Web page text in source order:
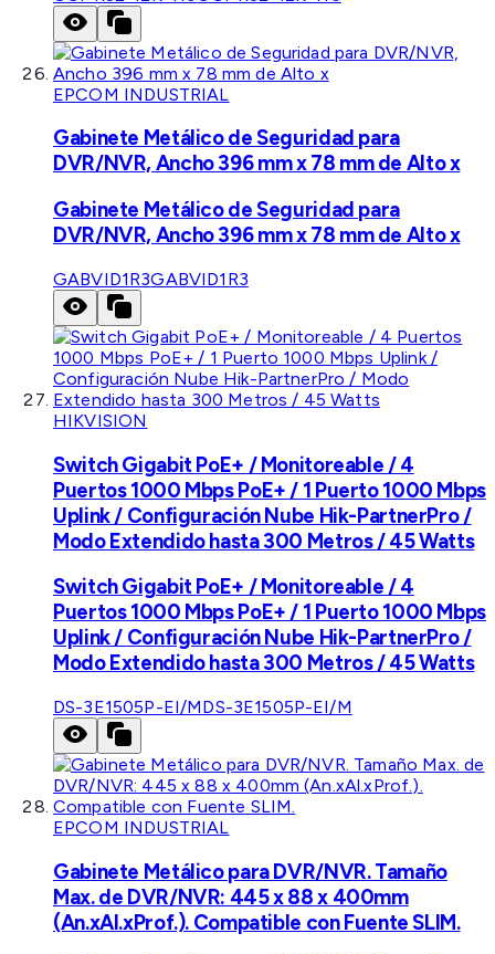
EPCOM INDUSTRIAL
Gabinete Metálico de Seguridad para
DVR/NVR, Ancho 396 mm x 78 mm de Alto x
Gabinete Metálico de Seguridad para
DVR/NVR, Ancho 396 mm x 78 mm de Alto x
GABVID1R3GABVID1R3
HIKVISION
Switch Gigabit PoE+ / Monitoreable / 4
Puertos 1000 Mbps PoE+ / 1 Puerto 1000 Mbps
Uplink / Configuración Nube Hik-PartnerPro /
Modo Extendido hasta 300 Metros / 45 Watts
Switch Gigabit PoE+ / Monitoreable / 4
Puertos 1000 Mbps PoE+ / 1 Puerto 1000 Mbps
Uplink / Configuración Nube Hik-PartnerPro /
Modo Extendido hasta 300 Metros / 45 Watts
DS-3E1505P-EI/MDS-3E1505P-EI/M
EPCOM INDUSTRIAL
Gabinete Metálico para DVR/NVR. Tamaño
Max. de DVR/NVR: 445 x 88 x 400mm
(An.xAl.xProf.). Compatible con Fuente SLIM.